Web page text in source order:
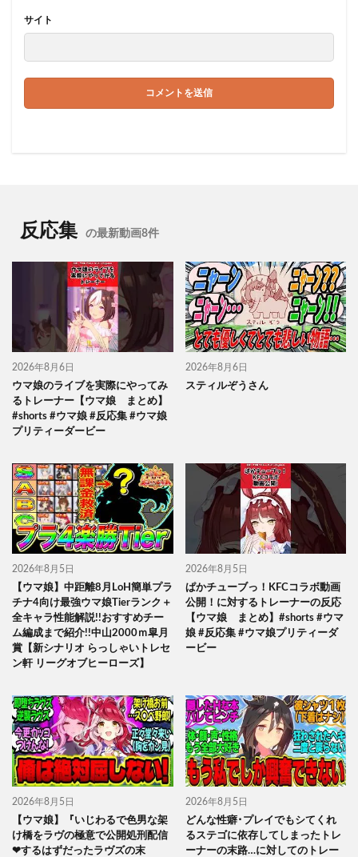
サイト
反応集 の最新動画8件
2026年8月6日
ウマ娘のライブを実際にやってみ
るトレーナー【ウマ娘 まとめ】
#shorts #ウマ娘 #反応集 #ウマ娘
プリティーダービー
2026年8月6日
スティルぞうさん
2026年8月5日
【ウマ娘】中距離8月LoH簡単プラ
チナ4向け最強ウマ娘Tierランク＋
全キャラ性能解説!!おすすめチー
ム編成まで紹介!!中山2000ｍ皐月
賞【新シナリオ らっしゃいトレセ
ン軒 リーグオブヒーローズ】
2026年8月5日
ぱかチューブっ！KFCコラボ動画
公開！に対するトレーナーの反応
【ウマ娘 まとめ】#shorts #ウマ
娘 #反応集 #ウマ娘プリティーダ
ービー
2026年8月5日
【ウマ娘】『いじわるで色男な架
け橋をラヴの極意で公開処刑配信
❤するはずだったラヴズの末
2026年8月5日
どんな性癖･プレイでもシてくれ
るステゴに依存してしまったトレ
ーナーの末路…に対してのトレー